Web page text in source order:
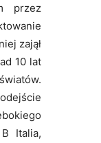
przez
zajął
10 lat
Italia,